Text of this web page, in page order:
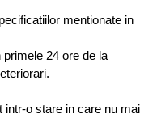
mentionate in
24 ore de la
intr-o stare in care nu mai